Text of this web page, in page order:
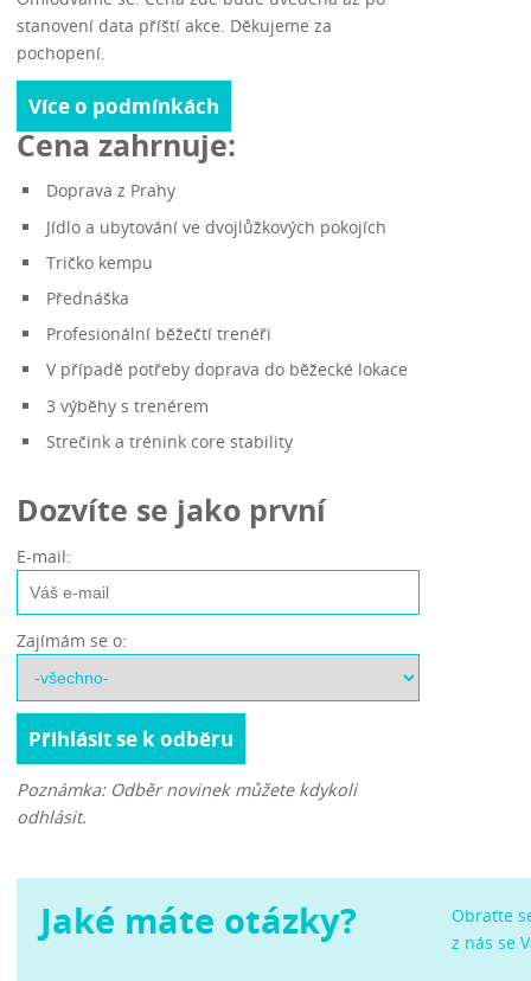
stanovení data příští akce. Děkujeme za
pochopení.
Více o podmínkách
Cena zahrnuje:
Doprava z Prahy
Jídlo a ubytování ve dvojlůžkových pokojích
Tričko kempu
Přednáška
Profesionální běžečtí trenéři
V případě potřeby doprava do běžecké lokace
3 výběhy s trenérem
Strečink a trénink core stability
Dozvíte se jako první
E-mail:
Zajímám se o:
Poznámka: Odběr novinek můžete kdykoli
odhlásit.
Jaké máte otázky?
Obraťte
z nás se